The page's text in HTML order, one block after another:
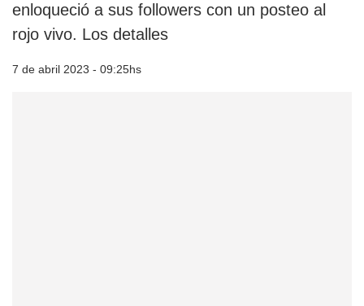
enloqueció a sus followers con un posteo al
rojo vivo. Los detalles
7 de abril 2023 - 09:25hs